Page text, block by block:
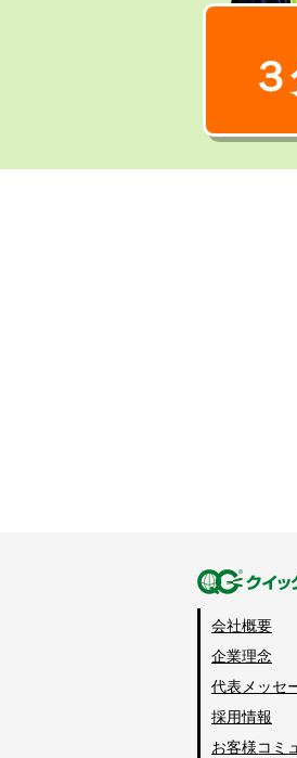
会社概要
企業理念
代表メッセ
採用情報
お客様コミ